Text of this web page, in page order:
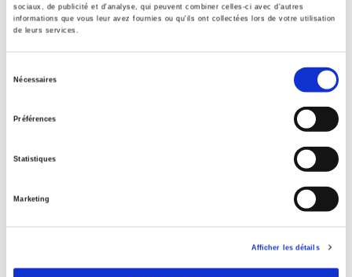
sociaux, de publicité et d'analyse, qui peuvent combiner celles-ci avec d'autres
informations que vous leur avez fournies ou qu'ils ont collectées lors de votre utilisation
de leurs services.
Nécessaires
Préférences
Statistiques
Marketing
Afficher les détails
Les jeunes, l'emploi et le logement